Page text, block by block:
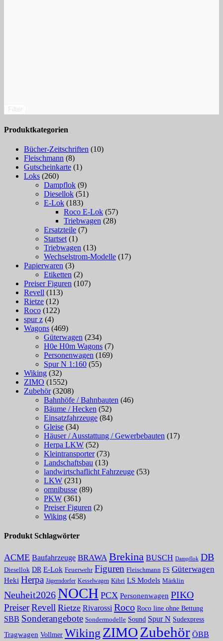
Produktkategorien
Bücher-Zeitschriften (10)
Fleischmann (8)
Gutscheinkarte (1)
Loks (260)
Dampflok (9)
Diesellok (51)
E-Lok (183)
Roco E-Lok (57)
Triebwagen (28)
Ersatzteile (7)
Startset (1)
Triebwagen (13)
Wechselstrom-Modelle (17)
Papierwaren (3)
Etiketten (2)
Preiser Figuren (107)
Revell (113)
Rietze (12)
Roco (122)
spur z (4)
Wagons (469)
Güterwagen (234)
H0e H0m Wagons (7)
Personenwagen (169)
Spur N 1:160 (55)
Wiking (32)
ZIMO (1552)
Zubehör (3208)
Bahnhöfe / Bahnbauten (46)
Bäume / Hecken (52)
Einsatzfahrzeuge (84)
Gleise (34)
Häuser / Ausstattung / Gewerbebauten (17)
Herpa LKW (52)
Kleintransporter (73)
Landschaftsbau (13)
landwirtschaflicht Fahrzeuge (53)
LKW (231)
omnibusse (89)
PKW (361)
Preiser Figuren (2)
Wiking (458)
Produkt Schlagwörter
ACME Baufahrzeuge BRAWA Brekina BUSCH Dampflok DB
Diesellok DR E-Lok Feuerwehr Figuren Fleischmann FS Güterwagen
Heki Herpa Jägerndorfer Kesselwagen Kibri LS Models Märklin
Neuheit2026NOCH PCX Personenwagen PIKO
PreiserRevell Rietze Rivarossi Roco Roco line ohne Bettung
SBB Sonderangebote Sondermodelle Sound Spur N Sudexpress
Tragwagen Vollmer Wiking ZIMOZubehör ÖBB